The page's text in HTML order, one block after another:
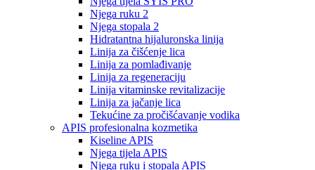
Njega ruku 2
Njega stopala 2
Hidratantna hijaluronska linija
Linija za čišćenje lica
Linija za pomlađivanje
Linija za regeneraciju
Linija vitaminske revitalizacije
Linija za jačanje lica
Tekućine za pročišćavanje vodika
APIS profesionalna kozmetika
Kiseline APIS
Njega tijela APIS
Njega ruku i stopala APIS